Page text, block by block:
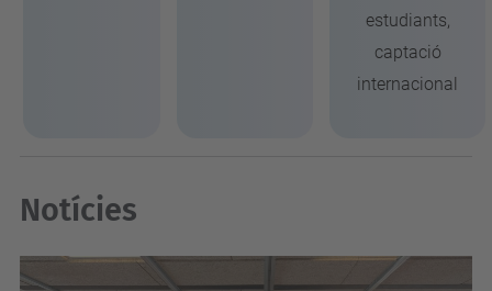
estudiants,
captació
internacional
Notícies